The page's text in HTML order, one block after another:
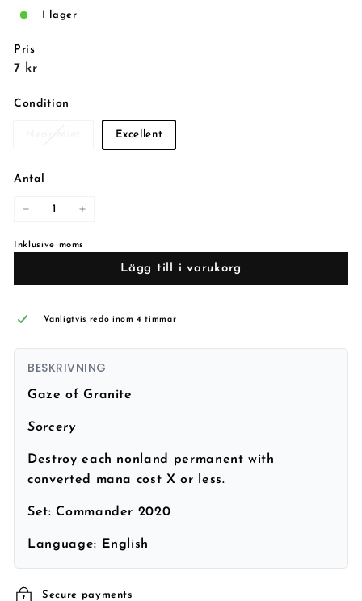
I lager
Pris
Reguljärt
7 kr7
Condition
Excellent
Antal
Inklusive moms
Lägg till i varukorg
Vanligtvis redo inom 4 timmar
BESKRIVNING
Gaze of Granite
Sorcery
Destroy each nonland permanent with
converted mana cost X or less.
Set:Commander 2020
Language: English
Secure payments